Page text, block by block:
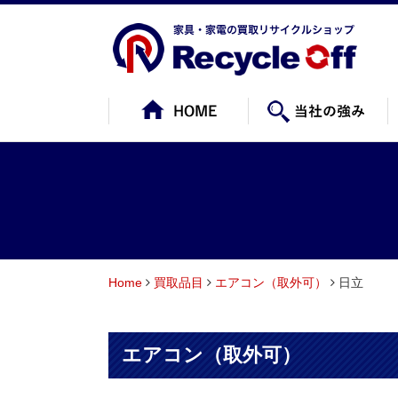
Home 買取品目 エアコン（取外可） 日立
エアコン（取外可）